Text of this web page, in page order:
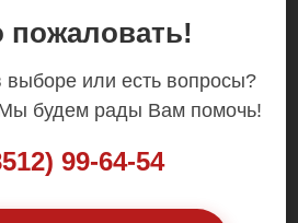
пожаловать!
или есть вопросы?
будем рады Вам помочь!
99-64-54